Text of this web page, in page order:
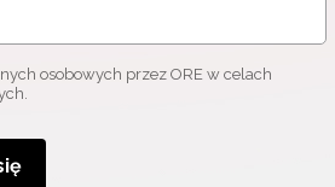
osobowych przez ORE w celach